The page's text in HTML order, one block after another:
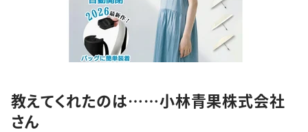
教えてくれたのは……小林青果株式会社
さん